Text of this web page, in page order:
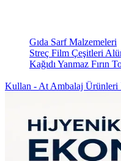
Gıda Sarf Malzemeleri
Streç Film Çeşitleri
Kağıdı Yanmaz Fırın
Kullan - At Ambalaj Ürünleri